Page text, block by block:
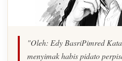
"Oleh: Edy BasriPimred
menyimak habis pidato